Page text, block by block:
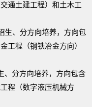
通土建工程）和土木工
生、分方向培养，方向包
工程（钢铁冶金方向）
、分方向培养，方向包含
程（数字液压机械方